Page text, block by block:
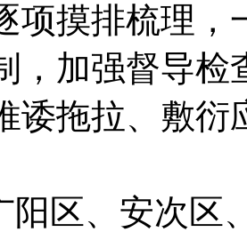
项摸排梳理，
，加强督导检
诿拖拉、敷
阳区、安次区